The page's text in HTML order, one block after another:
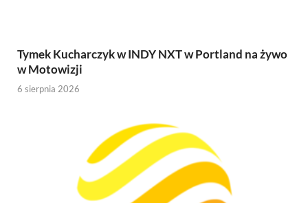
Tymek Kucharczyk w INDY NXT w Portland na żywo
w Motowizji
6 sierpnia 2026